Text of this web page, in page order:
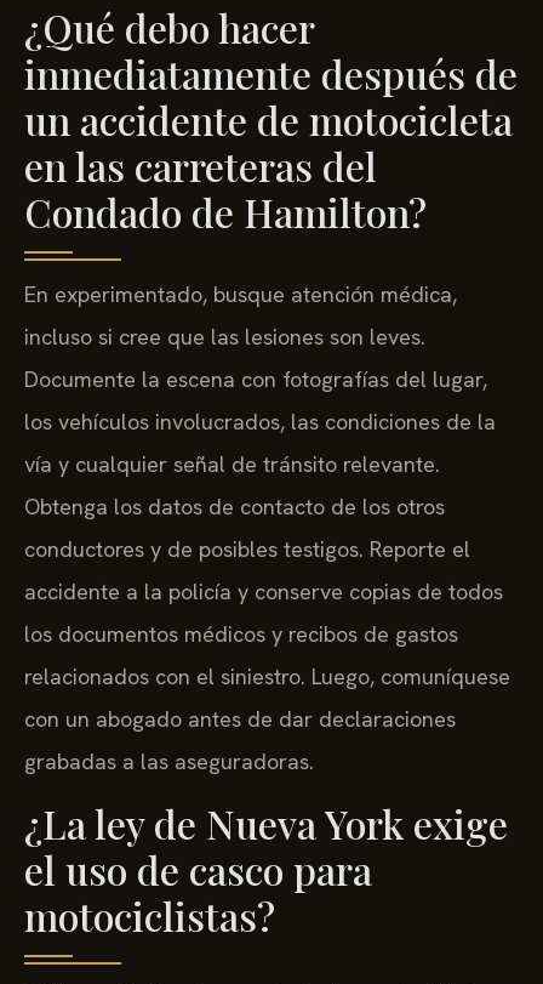
¿Qué debo hacer
inmediatamente después de
un accidente de motocicleta
en las carreteras del
Condado de Hamilton?
En experimentado, busque atención médica,
incluso si cree que las lesiones son leves.
Documente la escena con fotografías del lugar,
los vehículos involucrados, las condiciones de la
vía y cualquier señal de tránsito relevante.
Obtenga los datos de contacto de los otros
conductores y de posibles testigos. Reporte el
accidente a la policía y conserve copias de todos
los documentos médicos y recibos de gastos
relacionados con el siniestro. Luego, comuníquese
con un abogado antes de dar declaraciones
grabadas a las aseguradoras.
¿La ley de Nueva York exige
el uso de casco para
motociclistas?